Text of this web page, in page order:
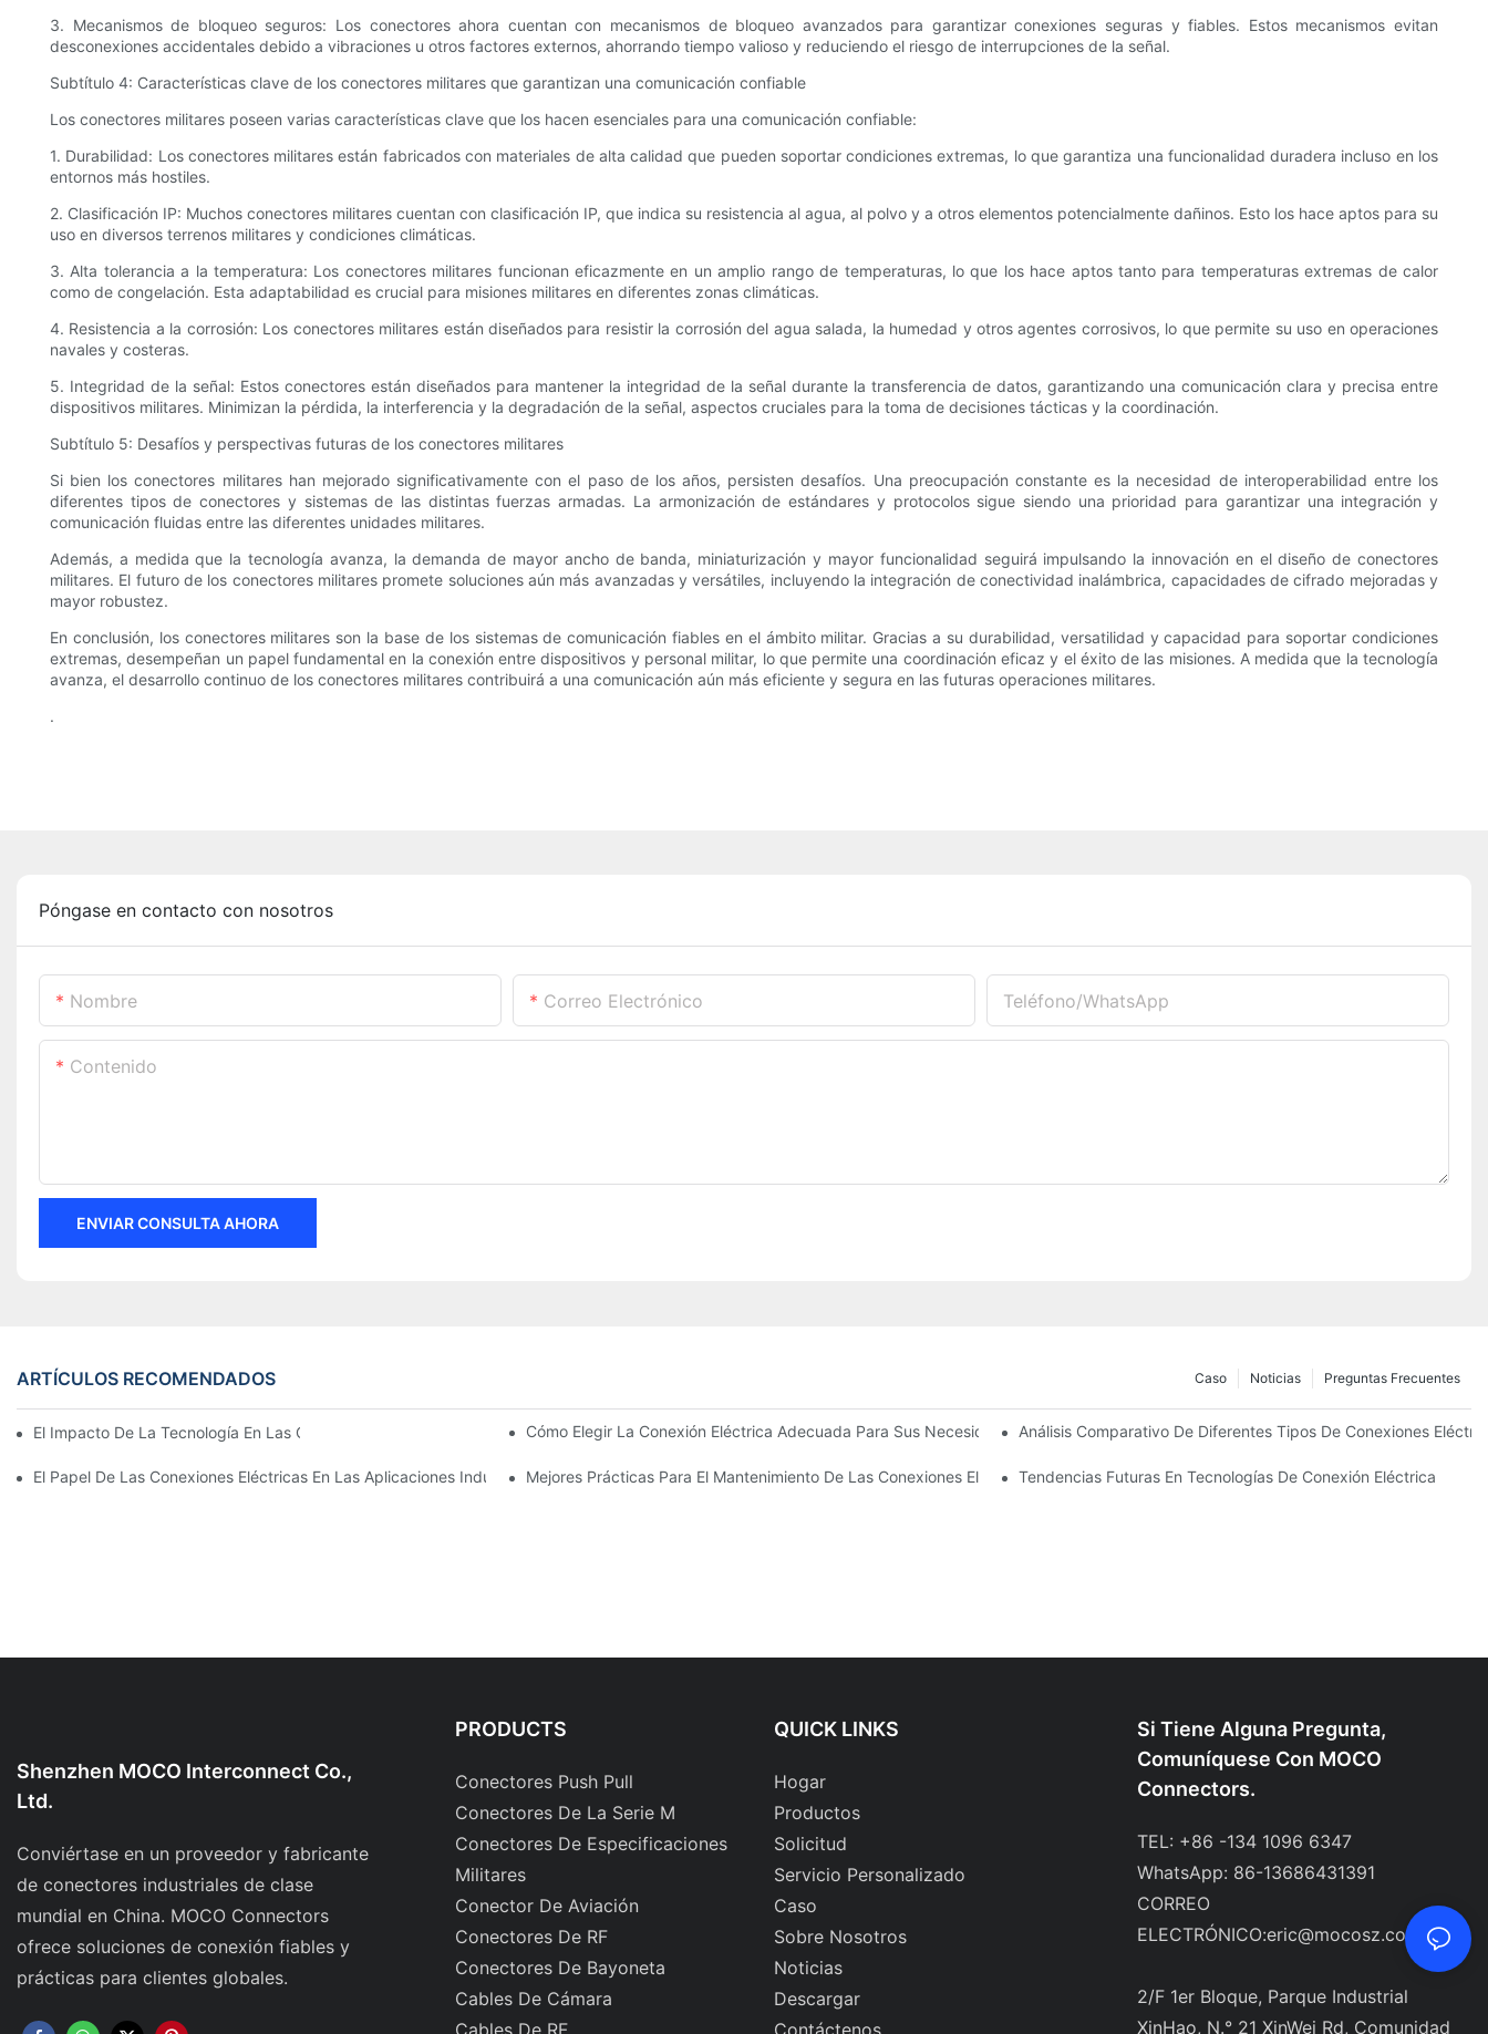
3. Mecanismos de bloqueo seguros: Los conectores ahora cuentan con mecanismos de bloqueo avanzados para garantizar conexiones seguras y fiables. Estos mecanismos evitan
desconexiones accidentales debido a vibraciones u otros factores externos, ahorrando tiempo valioso y reduciendo el riesgo de interrupciones de la señal.
Subtítulo 4: Características clave de los conectores militares que garantizan una comunicación confiable
Los conectores militares poseen varias características clave que los hacen esenciales para una comunicación confiable:
1. Durabilidad: Los conectores militares están fabricados con materiales de alta calidad que pueden soportar condiciones extremas, lo que garantiza una funcionalidad duradera incluso en los
entornos más hostiles.
2. Clasificación IP: Muchos conectores militares cuentan con clasificación IP, que indica su resistencia al agua, al polvo y a otros elementos potencialmente dañinos. Esto los hace aptos para su
uso en diversos terrenos militares y condiciones climáticas.
3. Alta tolerancia a la temperatura: Los conectores militares funcionan eficazmente en un amplio rango de temperaturas, lo que los hace aptos tanto para temperaturas extremas de calor
como de congelación. Esta adaptabilidad es crucial para misiones militares en diferentes zonas climáticas.
4. Resistencia a la corrosión: Los conectores militares están diseñados para resistir la corrosión del agua salada, la humedad y otros agentes corrosivos, lo que permite su uso en operaciones
navales y costeras.
5. Integridad de la señal: Estos conectores están diseñados para mantener la integridad de la señal durante la transferencia de datos, garantizando una comunicación clara y precisa entre
dispositivos militares. Minimizan la pérdida, la interferencia y la degradación de la señal, aspectos cruciales para la toma de decisiones tácticas y la coordinación.
Subtítulo 5: Desafíos y perspectivas futuras de los conectores militares
Si bien los conectores militares han mejorado significativamente con el paso de los años, persisten desafíos. Una preocupación constante es la necesidad de interoperabilidad entre los
diferentes tipos de conectores y sistemas de las distintas fuerzas armadas. La armonización de estándares y protocolos sigue siendo una prioridad para garantizar una integración y
comunicación fluidas entre las diferentes unidades militares.
Además, a medida que la tecnología avanza, la demanda de mayor ancho de banda, miniaturización y mayor funcionalidad seguirá impulsando la innovación en el diseño de conectores
militares. El futuro de los conectores militares promete soluciones aún más avanzadas y versátiles, incluyendo la integración de conectividad inalámbrica, capacidades de cifrado mejoradas y
mayor robustez.
En conclusión, los conectores militares son la base de los sistemas de comunicación fiables en el ámbito militar. Gracias a su durabilidad, versatilidad y capacidad para soportar condiciones
extremas, desempeñan un papel fundamental en la conexión entre dispositivos y personal militar, lo que permite una coordinación eficaz y el éxito de las misiones. A medida que la tecnología
avanza, el desarrollo continuo de los conectores militares contribuirá a una comunicación aún más eficiente y segura en las futuras operaciones militares.
.
Póngase en contacto con nosotros
Nombre Correo Electrónico Teléfono/WhatsApp
Contenido
ENVIAR CONSULTA AHORA
ARTÍCULOS RECOMENDADOS Preguntas Frecuentes
Noticias
Caso
El Impacto De La Tecnología En Las Conexiones Eléctricas En La ElectrónicaCómo Elegir La Conexión Eléctrica Adecuada Para Sus NecesidadesAnálisis Comparativo De Diferentes Tipos De Conexiones
El Papel De Las Conexiones Eléctricas En Las Aplicaciones IndustrialesMejores Prácticas Para El Mantenimiento De Las Conexiones EléctricasTendencias Futuras En Tecnologías De Conexión Eléctrica
Shenzhen MOCO Interconnect Co.,
Ltd.
Conviértase en un proveedor y fabricante
de conectores industriales de clase
mundial en China. MOCO Connectors
ofrece soluciones de conexión fiables y
prácticas para clientes globales.
PRODUCTS
Conectores Push Pull
Conectores De La Serie M
Conectores De Especificaciones
Militares
Conector De Aviación
Conectores De RF
Conectores De Bayoneta
Cables De Cámara
Cables De RF
QUICK LINKS
Hogar
Productos
Solicitud
Servicio Personalizado
Caso
Sobre Nosotros
Noticias
Descargar
Contáctenos
Si Tiene Alguna Pregunta,
Comuníquese Con MOCO
Connectors.
TEL: +86 -134 1096 6347
WhatsApp: 86-13686431391
CORREO
ELECTRÓNICO:eric@mocosz.com
2/F 1er Bloque, Parque Industrial
XinHao, N.° 21 XinWei Rd, Comunidad